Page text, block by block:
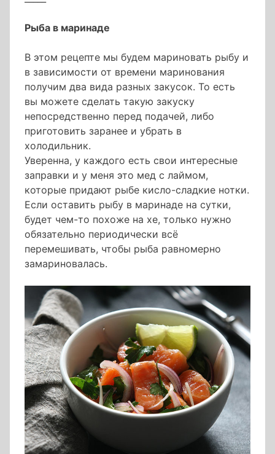
Рыба в маринаде
В этом рецепте мы будем мариновать рыбу и
в зависимости от времени маринования
получим два вида разных закусок. То есть
вы можете сделать такую закуску
непосредственно перед подачей, либо
приготовить заранее и убрать в
холодильник.
Уверенна, у каждого есть свои интересные
заправки и у меня это мед с лаймом,
которые придают рыбе кисло-сладкие нотки.
Если оставить рыбу в маринаде на сутки,
будет чем-то похоже на хе, только нужно
обязательно периодически всё
перемешивать, чтобы рыба равномерно
замариновалась.